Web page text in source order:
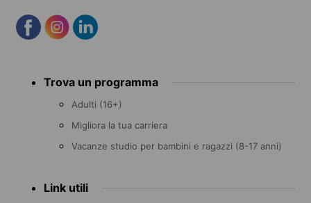
menuTrova un programma
Adulti (16+)
Migliora la tua carriera
Vacanze studio per bambini e ragazzi (8-17 anni)
Link utili